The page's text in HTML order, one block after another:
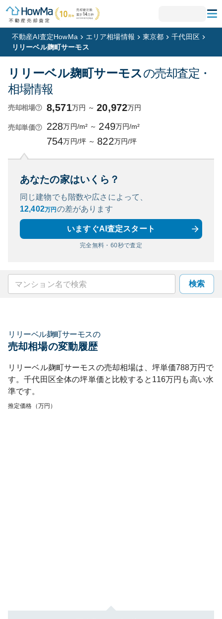
不動産AI査定HowMa エリア相場情報 東京都
千代田区
リリーベル麹町サーモス
リリーベル麹町サーモスの売却査定・
相場情報
売却相場 8,571万円 ～ 20,972万円
売却単価 228万円/m² ～ 249万円/m²
754万円/坪 ～ 822万円/坪
あなたの家はいくら？
同じ建物でも階数や広さによって、
12,402万円 の差があります
いますぐAI査定スタート
完全無料・60秒で査定
検索
リリーベル麹町サーモスの
売却相場の変動履歴
リリーベル麹町サーモスの売却相場は、坪単価788万円で
す。千代田区全体の坪単価と比較すると 116万円も高い水
準です。
推定価格（万円）